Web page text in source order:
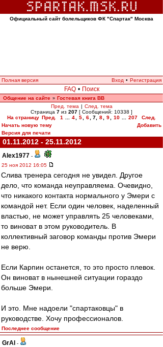
Официальный сайт болельщиков ФК "Спартак" Москва
Полная версия Вход • Регистрация
FAQ • Поиск
Общение на сайте » Гостевая книга ВВ
Пред. тема | След. тема
Страница 7 из 207 [ Сообщений: 10338 ]
На страницу Пред. 1 4 5 6 7 8 9 10 207
След.
Начать новую тему
Добавить
Версия для печати
01.11.2012 - 25.11.2012
Alex1977 -
25 ноя 2012 16:05
Слива тренера сегодня не увидел. Другое
дело, что команда неуправляема. Очевидно,
что никакого контакта нормального у Эмери с
командой нет. Если один человек, наделенный
властью, не может управлять 25 человеками,
то виноват в этом руководитель. В
коллективный заговор команды против Эмери
не верю.
Если Карпин останется, то это просто плевок.
Он виноват в нынешней ситуации гораздо
больше Эмери.
И это. Мне надоели "спартаковцы" в
руководстве. Хочу профессионалов.
Последнее сообщение
GrAl -